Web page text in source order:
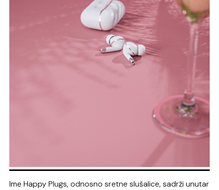
Ime Happy Plugs, odnosno sretne slušalice, sadrži unutar